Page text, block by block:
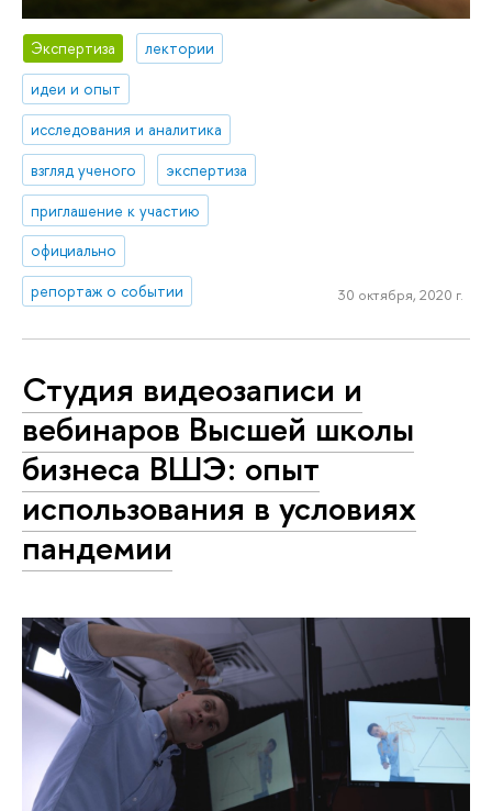
Экспертиза
лектории
идеи и опыт
исследования и аналитика
взгляд ученого
экспертиза
приглашение к участию
официально
репортаж о событии
30 октября, 2020 г.
Студия видеозаписи и
вебинаров Высшей школы
бизнеса ВШЭ: опыт
использования в условиях
пандемии